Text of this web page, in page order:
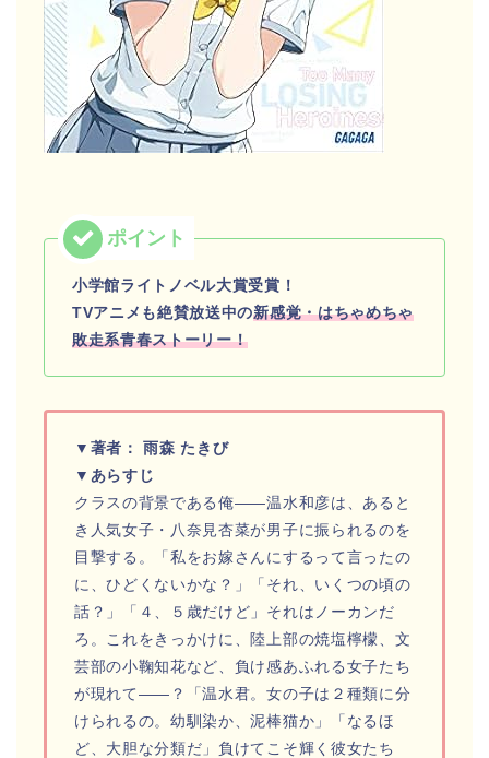
小学館ライトノベル大賞受賞！
TVアニメも絶賛放送中の新感覚・はちゃめちゃ
敗走系青春ストーリー！
▼著者： 雨森 たきび
▼あらすじ
クラスの背景である俺――温水和彦は、あると
き人気女子・八奈見杏菜が男子に振られるのを
目撃する。「私をお嫁さんにするって言ったの
に、ひどくないかな？」「それ、いくつの頃の
話？」「４、５歳だけど」それはノーカンだ
ろ。これをきっかけに、陸上部の焼塩檸檬、文
芸部の小鞠知花など、負け感あふれる女子たち
が現れて――？「温水君。女の子は２種類に分
けられるの。幼馴染か、泥棒猫か」「なるほ
ど、大胆な分類だ」負けてこそ輝く彼女たち